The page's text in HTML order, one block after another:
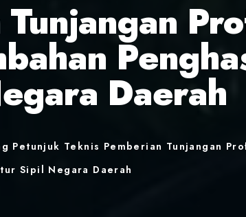
Daerah
Teknis Pemberian Tunjangan
Sipil Negara Daerah